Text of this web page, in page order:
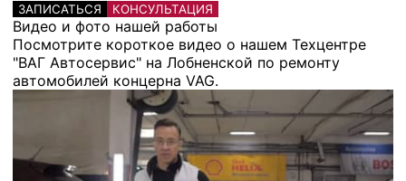
ЗАПИСАТЬСЯ КОНСУЛЬТАЦИЯ
Видео и фото нашей работы
Посмотрите короткое видео о нашем Техцентре
"ВАГ Автосервис" на Лобненской по ремонту
автомобилей концерна VAG.